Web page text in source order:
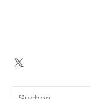
Suchen
Twitter